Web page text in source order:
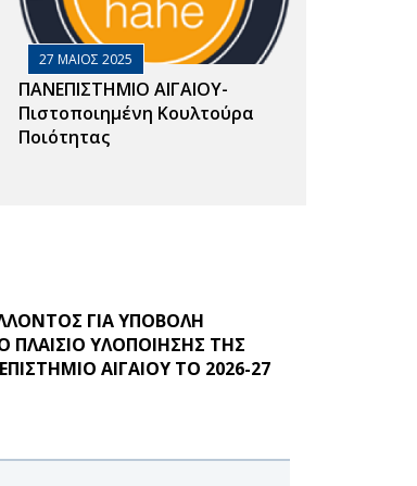
27 ΜΑΙΟΣ 2025
ΠΑΝΕΠΙΣΤΗΜΙΟ ΑΙΓΑΙΟΥ-
Πιστοποιημένη Κουλτούρα
Ποιότητας
ΓΙΑ ΥΠΟΒΟΛΗ
ΥΛΟΠΟΙΗΣΗΣ ΤΗΣ
ΑΙΓΑΙΟΥ ΤΟ 2026-27